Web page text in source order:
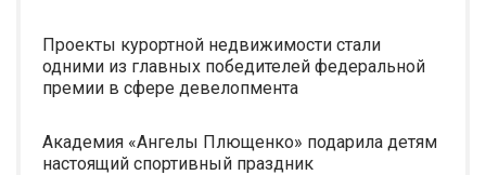
Проекты курортной недвижимости стали
одними из главных победителей федеральной
премии в сфере девелопмента
Академия «Ангелы Плющенко» подарила детям
настоящий спортивный праздник